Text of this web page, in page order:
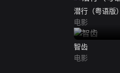
潜行（粤语版）
电影
智齿
电影